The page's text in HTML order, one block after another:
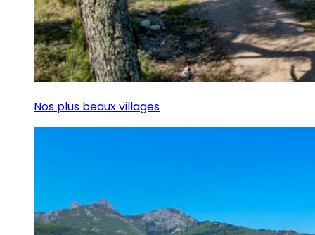
Nos plus beaux villages